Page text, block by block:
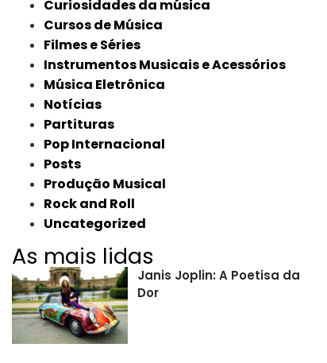
Curiosidades da música
Cursos de Música
Filmes e Séries
Instrumentos Musicais e Acessórios
Música Eletrônica
Notícias
Partituras
Pop Internacional
Posts
Produção Musical
Rock and Roll
Uncategorized
As mais lidas
Janis Joplin: A Poetisa da
Dor